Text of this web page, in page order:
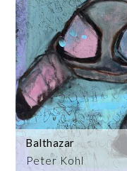
Peter Kohl
Balthazar